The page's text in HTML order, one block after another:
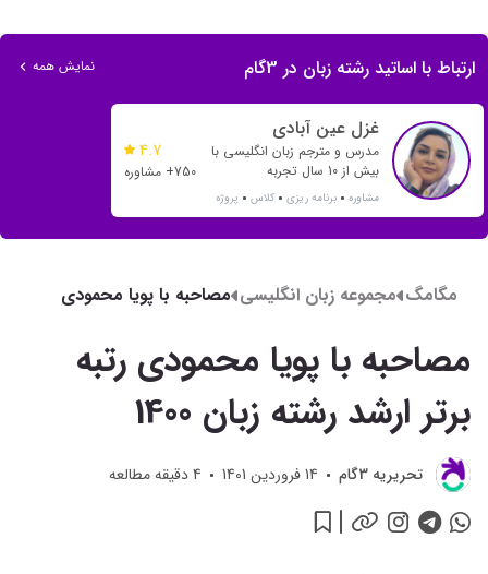
ارتباط با اساتید رشته زبان در 3گام نمایش همه
غزل عین آبادی
مدرس و مترجم زبان انگلیسی با
بیش از 10 سال تجربه
مشاوره برنامه ریزی کلاس پروژه
4.7
750+ مشاوره
مگامگ مجموعه زبان انگلیسی مصاحبه با پویا محمودی
1400
مصاحبه با پویا محمودی رتبه
برتر ارشد رشته زبان 1400
تحريريه 3گام 14 فروردین 1401 4دقیقه مطالعه